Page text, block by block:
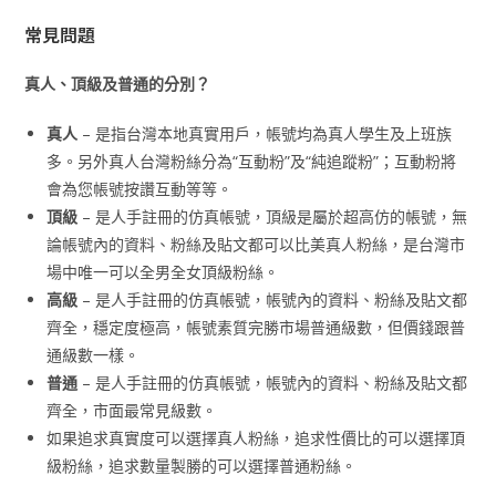
常見問題
真人、頂級及普通的分別？
真人 – 是指台灣本地真實用戶，帳號均為真人學生及上班族
多。另外真人台灣粉絲分為“互動粉”及“純追蹤粉”；互動粉將
會為您帳號按讚互動等等。
頂級 – 是人手註冊的仿真帳號，頂級是屬於超高仿的帳號，無
論帳號內的資料、粉絲及貼文都可以比美真人粉絲，是台灣市
場中唯一可以全男全女頂級粉絲。
高級 – 是人手註冊的仿真帳號，帳號內的資料、粉絲及貼文都
齊全，穩定度極高，帳號素質完勝市場普通級數，但價錢跟普
通級數一樣。
普通 – 是人手註冊的仿真帳號，帳號內的資料、粉絲及貼文都
齊全，市面最常見級數。
如果追求真實度可以選擇真人粉絲，追求性價比的可以選擇頂
級粉絲，追求數量製勝的可以選擇普通粉絲。